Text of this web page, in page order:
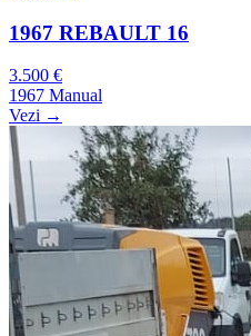
1967 REBAULT 16
3.500 €
1967 Manual
Vezi →